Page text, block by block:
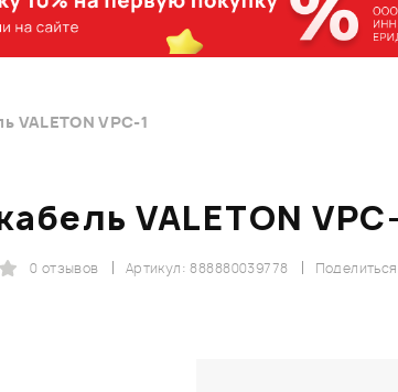
VALETON VPC-1
VALETON
Поделиться
Артикул: 888880039778
0 отзывов